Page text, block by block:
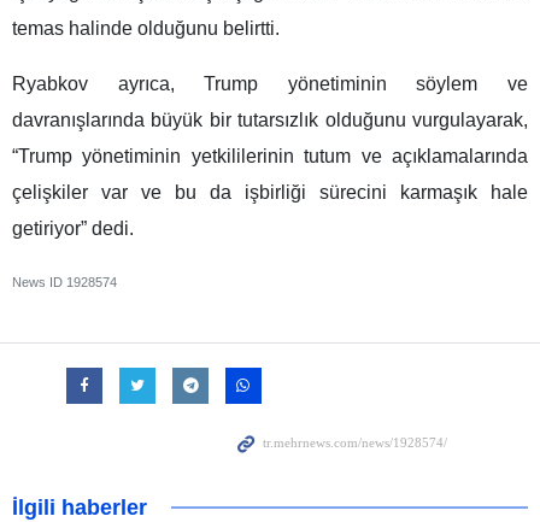
temas halinde olduğunu belirtti.
Ryabkov ayrıca, Trump yönetiminin söylem ve
davranışlarında büyük bir tutarsızlık olduğunu vurgulayarak,
“Trump yönetiminin yetkililerinin tutum ve açıklamalarında
çelişkiler var ve bu da işbirliği sürecini karmaşık hale
getiriyor” dedi.
News ID 1928574
İlgili haberler